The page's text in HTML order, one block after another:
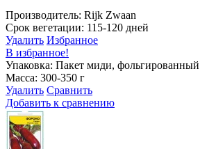
Производитель: Rijk Zwaan
Срок вегетации: 115-120 дней
Удалить Избранное
В избранное!
Упаковка: Пакет миди, фольгированный
Масса: 300-350 г
Удалить Сравнить
Добавить к сравнению